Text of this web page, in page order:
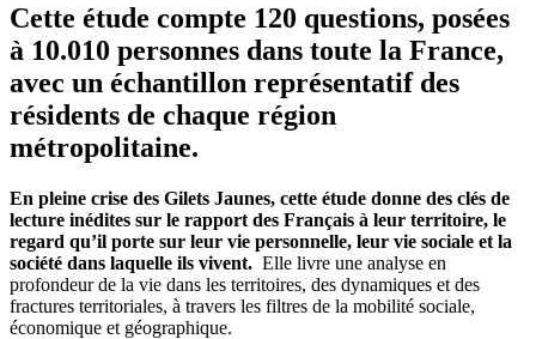
Cette étude compte 120 questions, posées
à 10.010 personnes dans toute la France,
avec un échantillon représentatif des
résidents de chaque région
métropolitaine.
En pleine crise des Gilets Jaunes, cette étude donne des clés de
lecture inédites sur le rapport des Français à leur territoire, le
regard qu’il porte sur leur vie personnelle, leur vie sociale et la
société dans laquelle ils vivent. Elle livre une analyse en
profondeur de la vie dans les territoires, des dynamiques et des
fractures territoriales, à travers les filtres de la mobilité sociale,
économique et géographique.